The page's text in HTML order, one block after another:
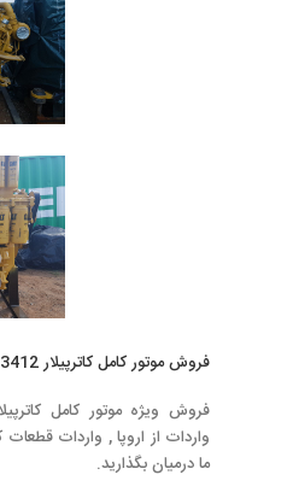
فروش موتور كامل كاترپيلار 3412
واردات از اروپا , واردات
ما درميان بگذاريد.